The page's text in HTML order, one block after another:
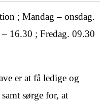
; Mandag – onsdag.
16.30 ; Fredag. 09.30
er at få ledige og
sørge for, at